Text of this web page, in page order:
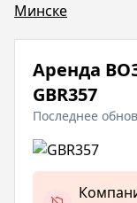
Минске
Аренда
GBR357
Последнее